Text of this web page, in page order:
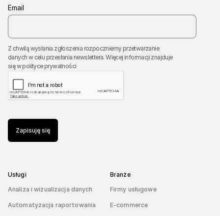
Email
Z chwilą wysłania zgłoszenia rozpoczniemy przetwarzanie
danych w celu przesłania newslettera. Więcej informacji znajduje
się wpolityce prywatności
Zapisuję się
Usługi
Analiza i wizualizacja danych
Automatyzacja raportowania
Branże
Firmy usługowe
E-commerce